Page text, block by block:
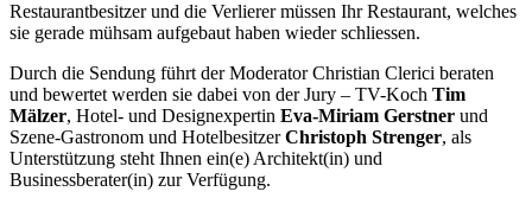
Restaurantbesitzer und die Verlierer müssen Ihr Restaurant, welches
sie gerade mühsam aufgebaut haben wieder schliessen.
Durch die Sendung führt der Moderator Christian Clerici beraten
und bewertet werden sie dabei von der Jury – TV-Koch Tim
Mälzer, Hotel- und Designexpertin Eva-Miriam Gerstner und
Szene-Gastronom und HotelbesitzerChristoph Strenger, als
Unterstützung steht Ihnen ein(e) Architekt(in) und
Businessberater(in) zur Verfügung.